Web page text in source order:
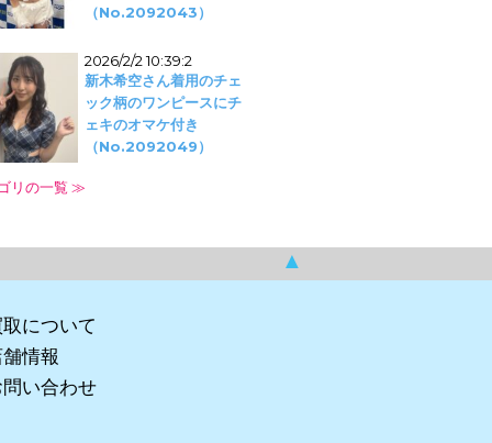
（No.2092043）
2026/2/2 10:39:2
新木希空さん着用のチェ
ック柄のワンピースにチ
ェキのオマケ付き
（No.2092049）
リの一覧 ≫
▲
について
情報
い合わせ